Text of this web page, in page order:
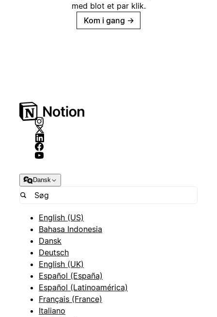
med blot et par klik.
Kom i gang →
Dansk
English (US)
Bahasa Indonesia
Dansk
Deutsch
English (UK)
Español (España)
Español (Latinoamérica)
Français (France)
Italiano